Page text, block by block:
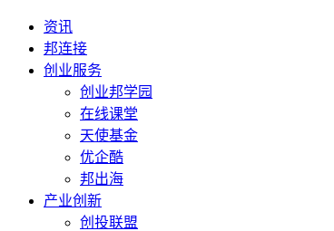
资讯
邦连接
创业服务
创业邦学园
在线课堂
天使基金
优企酷
邦出海
产业创新
创投联盟